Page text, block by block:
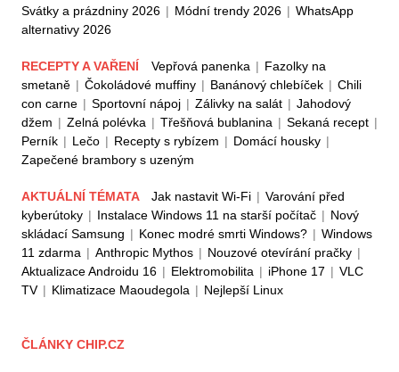
Svátky a prázdniny 2026 | Módní trendy 2026 | WhatsApp
alternativy 2026
RECEPTY A VAŘENÍ Vepřová panenka | Fazolky na
smetaně | Čokoládové muffiny | Banánový chlebíček | Chili
con carne | Sportovní nápoj | Zálivky na salát | Jahodový
džem | Zelná polévka | Třešňová bublanina | Sekaná recept |
Perník | Lečo | Recepty s rybízem | Domácí housky |
Zapečené brambory s uzeným
AKTUÁLNÍ TÉMATA Jak nastavit Wi-Fi | Varování před
kyberútoky | Instalace Windows 11 na starší počítač | Nový
skládací Samsung | Konec modré smrti Windows? | Windows
11 zdarma | Anthropic Mythos | Nouzové otevírání pračky |
Aktualizace Androidu 16 | Elektromobilita | iPhone 17 | VLC
TV | Klimatizace Maoudegola | Nejlepší Linux
ČLÁNKY CHIP.CZ